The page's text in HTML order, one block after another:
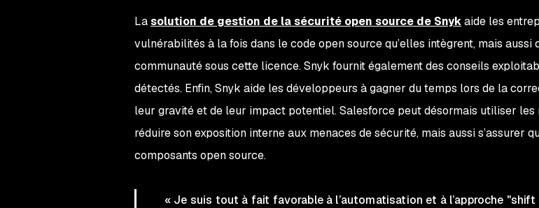
Lasolution de gestion de la sécurité open source de Snykaide les
vulnérabilités à la fois dans le code open source qu’elles intègrent, mais
communauté sous cette licence. Snyk fournit également des conseils
détectés. Enfin, Snyk aide les développeurs à gagner du temps lors de la
leur gravité et de leur impact potentiel. Salesforce peut désormais utiliser
réduire son exposition interne aux menaces de sécurité, mais aussi s’assurer
composants open source.
« Je suis tout à fait favorable à l’automatisation et à l’approche